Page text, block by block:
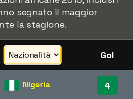
segnato il maggior
la stagione.
Gol
Nigeria 4